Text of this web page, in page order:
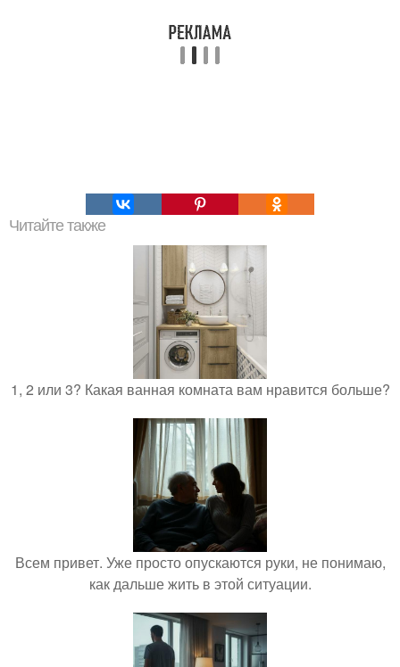
Читайте также
1, 2 или 3? Какая ванная комната вам нравится больше?
Всем привет. Уже просто опускаются руки, не понимаю,
как дальше жить в этой ситуации.